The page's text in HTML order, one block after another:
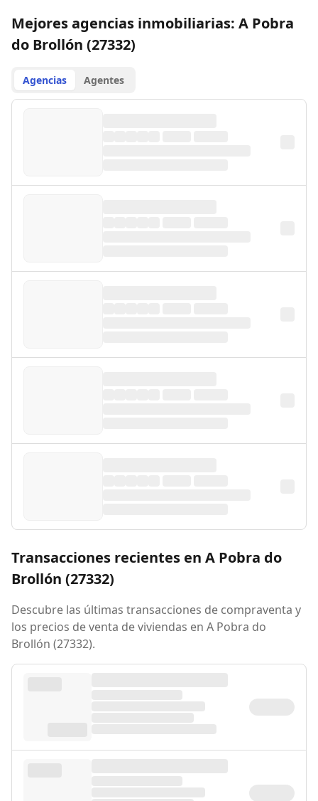
Mejores agencias inmobiliarias: A Pobra
do Brollón (27332)
Agencias Agentes
Transacciones recientes en A Pobra do
Brollón (27332)
Descubre las últimas transacciones de compraventa y
los precios de venta de viviendas en A Pobra do
Brollón (27332).